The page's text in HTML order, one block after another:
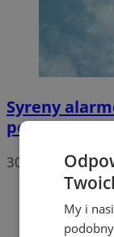
Syreny
podaje
30 lipca 2026,
My i